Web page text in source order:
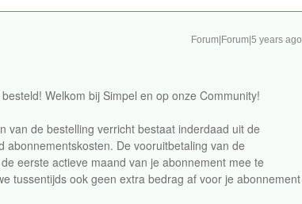
Forum|Forum|5 years ago
Welkom bij Simpel en op onze Community!
van de bestelling verricht bestaat inderdaad uit de
De vooruitbetaling van de
eerste actieve maand van je abonnement mee te
tussentijds ook geen extra bedrag af voor je abonnement